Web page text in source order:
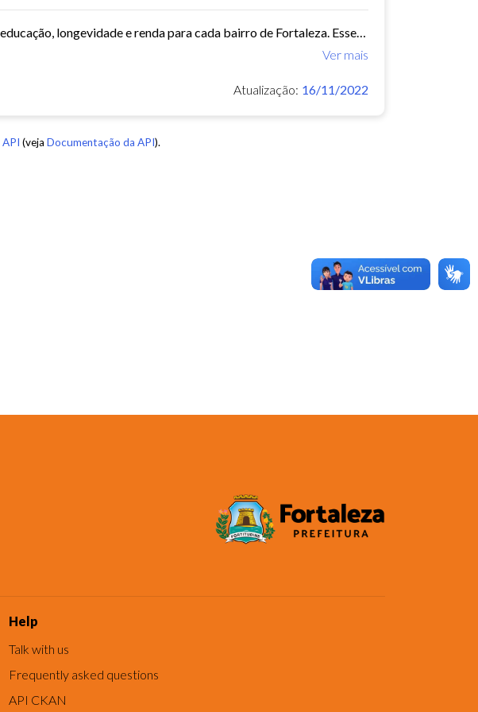
Este conjunto de dados contém indicadores de educação, longevidade e renda para cada bairro de Fortaleza. Esses três indicadores juntos formam o Indice de Desenvolvimento Humano...
Ver mais
Atualização: 16/11/2022
API (veja Documentação da API).
Help
Talk with us
Frequently asked questions
API CKAN